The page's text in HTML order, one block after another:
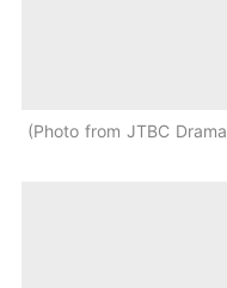
Photo from JTBC Drama